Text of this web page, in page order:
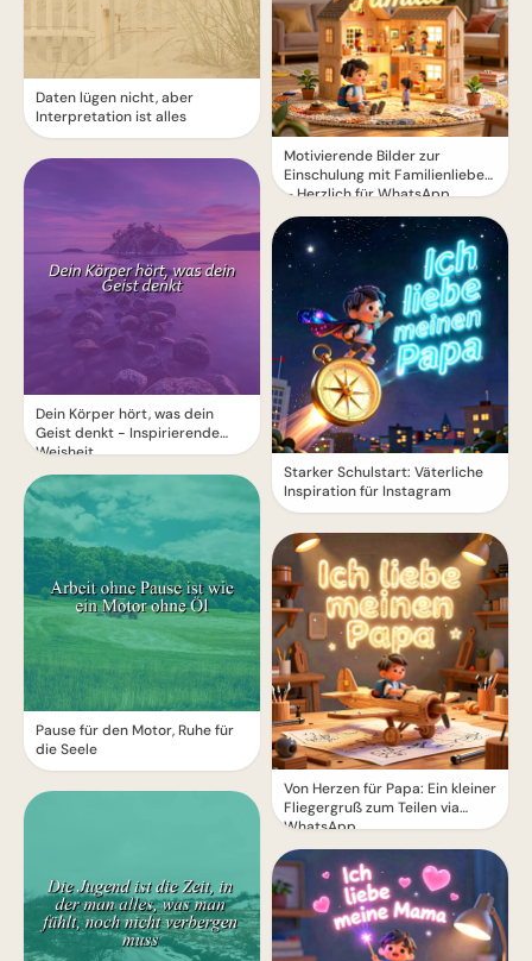
Daten lügen nicht, aber
Interpretation ist alles
Dein Körper hört, was dein
Geist denkt - Inspirierende
Weisheit
Pause für den Motor, Ruhe für
die Seele
Motivierende Bilder zur
Einschulung mit Familienliebe
– Herzlich für WhatsApp
Starker Schulstart: Väterliche
Inspiration für Instagram
Von Herzen für Papa: Ein kleiner
Fliegergruß zum Teilen via
WhatsApp